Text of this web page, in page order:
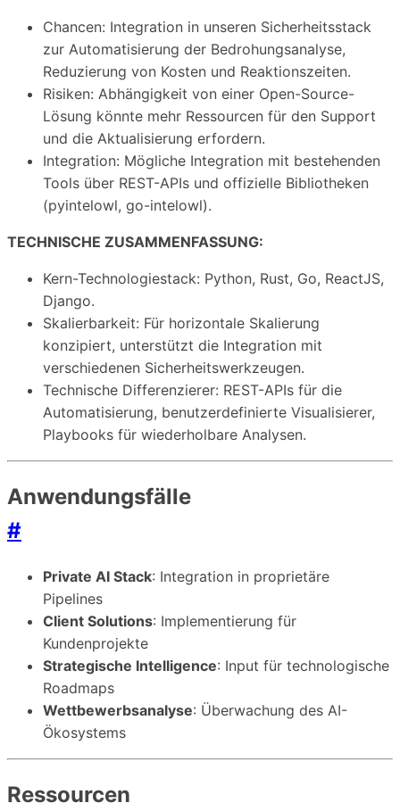
Chancen: Integration in unseren Sicherheitsstack
zur Automatisierung der Bedrohungsanalyse,
Reduzierung von Kosten und Reaktionszeiten.
Risiken: Abhängigkeit von einer Open-Source-
Lösung könnte mehr Ressourcen für den Support
und die Aktualisierung erfordern.
Integration: Mögliche Integration mit bestehenden
Tools über REST-APIs und offizielle Bibliotheken
(pyintelowl, go-intelowl).
TECHNISCHE ZUSAMMENFASSUNG:
Kern-Technologiestack: Python, Rust, Go, ReactJS,
Django.
Skalierbarkeit: Für horizontale Skalierung
konzipiert, unterstützt die Integration mit
verschiedenen Sicherheitswerkzeugen.
Technische Differenzierer: REST-APIs für die
Automatisierung, benutzerdefinierte Visualisierer,
Playbooks für wiederholbare Analysen.
Anwendungsfälle
#
Private AI Stack: Integration in proprietäre
Pipelines
Client Solutions: Implementierung für
Kundenprojekte
Strategische Intelligence: Input für technologische
Roadmaps
Wettbewerbsanalyse: Überwachung des AI-
Ökosystems
Ressourcen